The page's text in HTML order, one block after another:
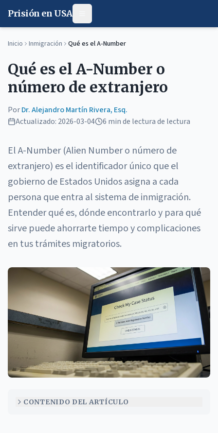
Prisión en USA
Inicio Inmigración Qué es el A-Number
Qué es el A-Number o
número de extranjero
PorDr. Alejandro Martín Rivera, Esq.
Actualizado: 2026-03-04 6 min de lecturade lectura
El A-Number (Alien Number o número de
extranjero) es el identificador único que el
gobierno de Estados Unidos asigna a cada
persona que entra al sistema de inmigración.
Entender qué es, dónde encontrarlo y para qué
sirve puede ahorrarte tiempo y complicaciones
en tus trámites migratorios.
CONTENIDO DEL ARTÍCULO